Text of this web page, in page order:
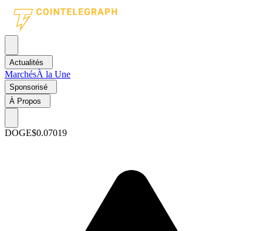
Actualités
MarchésÀ la Une
Sponsorisé
À Propos
DOGE$0.07019